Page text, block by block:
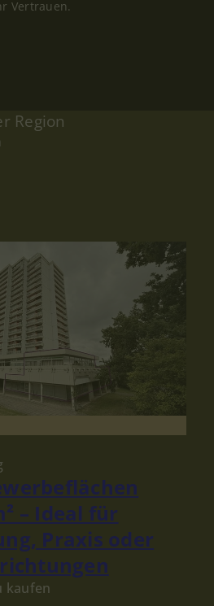
Vertrauen.
Region
– Ideal für
Praxis oder
kaufen